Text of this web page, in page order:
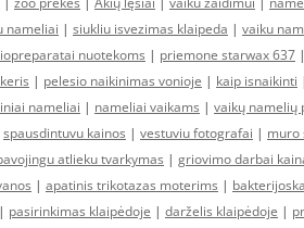
nameliai | siukliu isvezimas klaipeda | vaiku
nuotekoms | priemone starwax 637 |
| pelesio naikinimas vonioje | kaip isnaikinti
nameliai | nameliai vaikams | vaikų namelių
spausdintuvu kainos | vestuviu fotografai | muro
atlieku tvarkymas | griovimo darbai
| apatinis trikotazas moterims |
| pasirinkimas klaipėdoje | darželis klaipėdoje |